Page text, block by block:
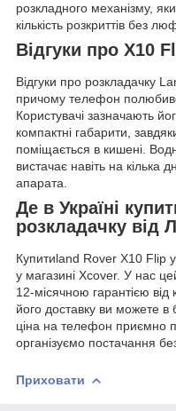
розкладного механізму,
кількість розкриттів без
Відгуки про X10
Відгуки про розкладачку
причому телефон
Користувачі зазначають
компактні габарити,
поміщається в кишені.
вистачає навіть на кілька
апарата.
Де в Україні
розкладачку від
Купитиland Rover X10 Flip
у магазині Xcover. У нас
12-місячною гарантією
його доставку ви можете в
ціна на телефон приємно
організуємо постачання
Приховати